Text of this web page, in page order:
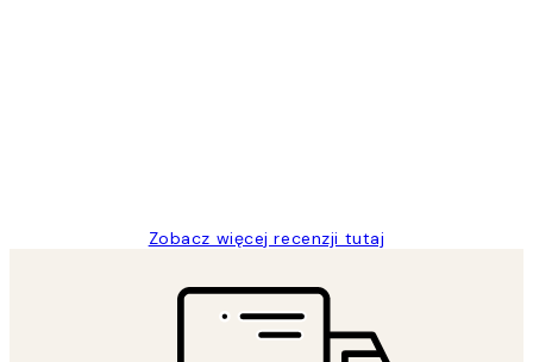
Zobacz więcej recenzji tutaj